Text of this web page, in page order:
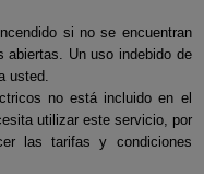
si no se encuentran
abiertas. Un uso indebido de
usted.
no está incluido en el
utilizar este servicio, por
las tarifas y condiciones